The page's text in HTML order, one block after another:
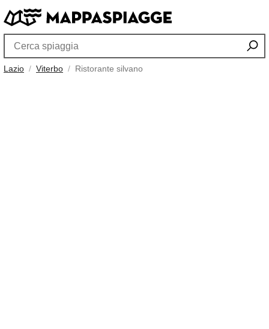
Lazio Viterbo Ristorante silvano